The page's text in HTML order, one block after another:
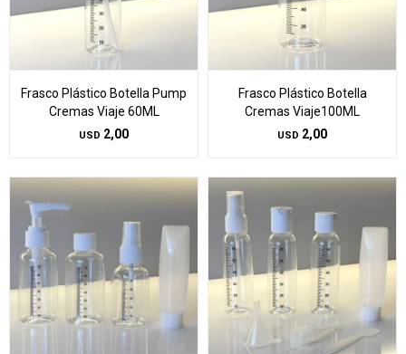
Frasco Plástico Botella Pump
Cremas Viaje 60ML
USD 2,00
Frasco Plástico Botella
Cremas Viaje100ML
USD 2,00